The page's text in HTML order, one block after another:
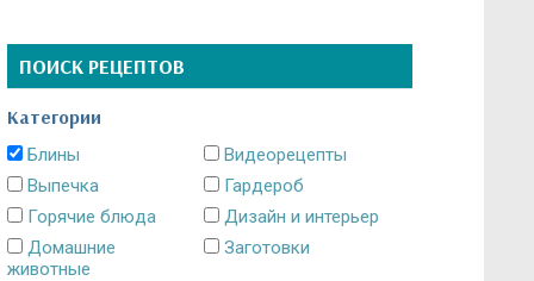
ПОИСК РЕЦЕПТОВ
Категории
Блины
Видеорецепты
Выпечка
Гардероб
Горячие блюда
Дизайн и интерьер
Домашние
животные
Заготовки